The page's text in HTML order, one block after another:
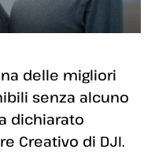
delle migliori
senza alcuno
dichiarato
Creativo di DJI.